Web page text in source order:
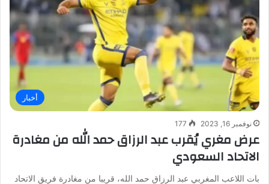
أخبار
نوفمبر 16, 2023 177
عرض مغري يُقرب عبد الرزاق حمد الله من مغادرة
الاتحاد السعودي
بات اللاعب المغربي عبد الرزاق حمد الله، قريبا من مغادرة فريق الاتحاد